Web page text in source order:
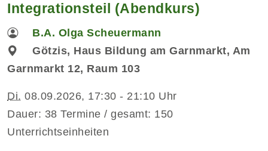
Integrationsteil (Abendkurs)
B.A. Olga Scheuermann
Götzis, Haus Bildung am Garnmarkt, Am
Garnmarkt 12, Raum 103
Di. 08.09.2026, 17:30 - 21:10 Uhr
Dauer: 38 Termine / gesamt: 150
Unterrichtseinheiten